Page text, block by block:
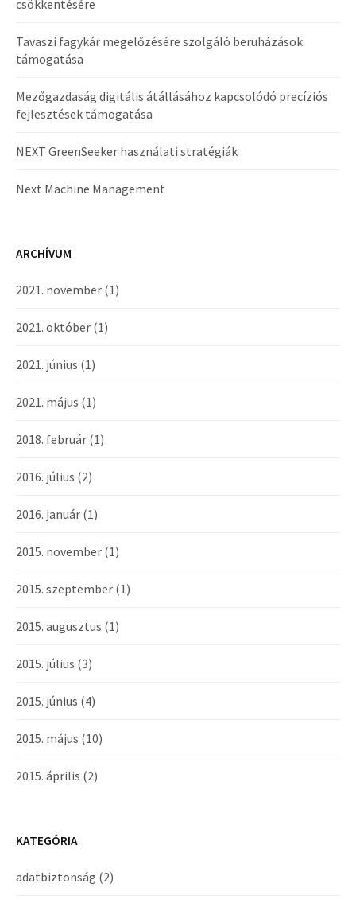
csökkentésére
Tavaszi fagykár megelőzésére szolgáló beruházások
támogatása
Mezőgazdaság digitális átállásához kapcsolódó precíziós
fejlesztések támogatása
NEXT GreenSeeker használati stratégiák
Next Machine Management
ARCHÍVUM
2021. november (1)
2021. október (1)
2021. június (1)
2021. május (1)
2018. február (1)
2016. július (2)
2016. január (1)
2015. november (1)
2015. szeptember (1)
2015. augusztus (1)
2015. július (3)
2015. június (4)
2015. május (10)
2015. április (2)
KATEGÓRIA
adatbiztonság (2)